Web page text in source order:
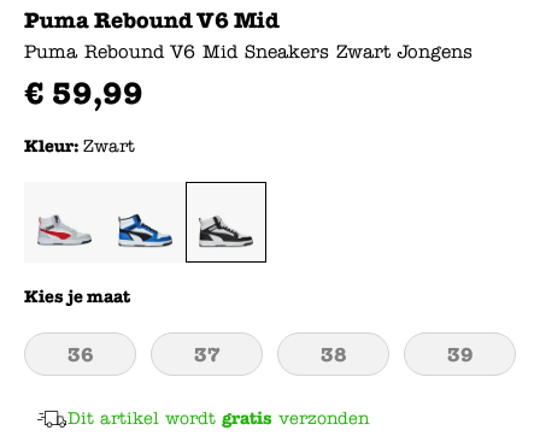
Puma Rebound V6 Mid
Puma Rebound V6 Mid Sneakers Zwart Jongens
€ 59,99
Kleur: Zwart
Kies je maat
36 37 38 39
Dit artikel wordt gratis verzonden